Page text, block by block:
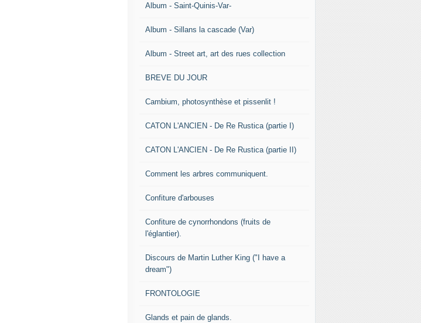
Album - Saint-Quinis-Var-
Album - Sillans la cascade (Var)
Album - Street art, art des rues collection
BREVE DU JOUR
Cambium, photosynthèse et pissenlit !
CATON L'ANCIEN - De Re Rustica (partie I)
CATON L'ANCIEN - De Re Rustica (partie II)
Comment les arbres communiquent.
Confiture d'arbouses
Confiture de cynorrhondons (fruits de
l'églantier).
Discours de Martin Luther King ("I have a
dream")
FRONTOLOGIE
Glands et pain de glands.